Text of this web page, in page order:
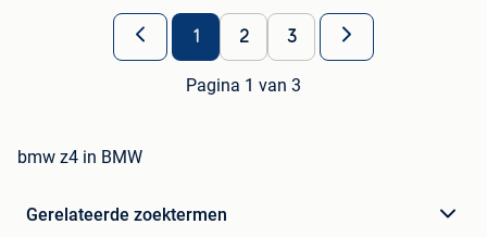
1 2 3
Pagina 1 van 3
bmw z4 in BMW
Gerelateerde zoektermen